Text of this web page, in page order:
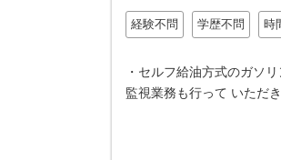
経験不問 学歴不問 時
・セルフ給油方式のガソ
監視業務も行って いただ